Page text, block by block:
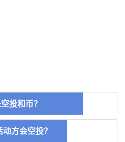
投和币？
方会空投？